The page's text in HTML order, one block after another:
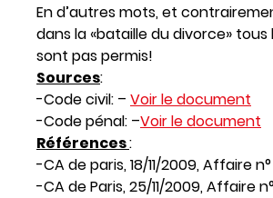
En d’autres mots, et
dans la «bataille du divorce»
sont pas permis!
Sources:
-Code civil: – Voir le document
-Code pénal: –Voir le document
Références:
-CA de paris, 18/11/2009, Affaire
-CA de Paris, 25/11/2009, Affaire